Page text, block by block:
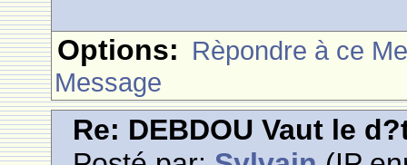
Options: Rèpondre à ce
Message
Re: DEBDOU Vaut le